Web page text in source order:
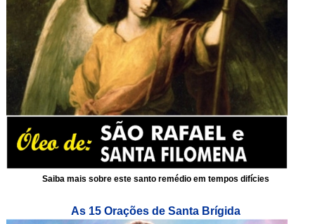
Saiba mais sobre este santo remédio em tempos difícies
As 15 Orações de Santa Brígida